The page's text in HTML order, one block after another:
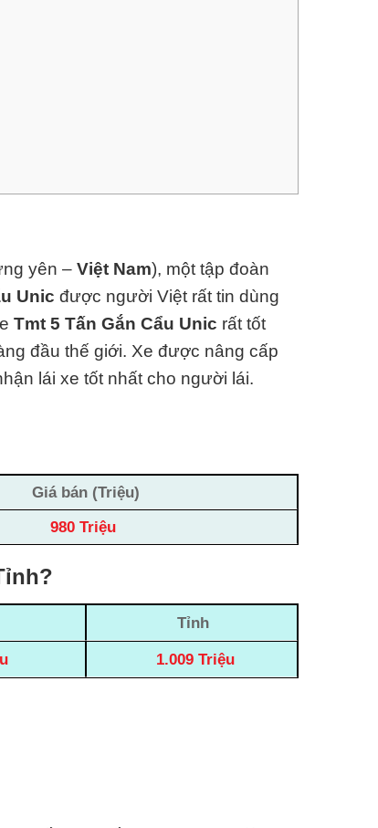
yên – Việt Nam), một tập đoàn
Unic được người Việt rất tin dùng
Tmt 5 Tấn Gắn Cẩu Unic rất tốt
đầu thế giới. Xe được nâng cấp
lái xe tốt nhất cho người lái.
Giá bán (Triệu)
980 Triệu
Tỉnh
1.009 Triệu